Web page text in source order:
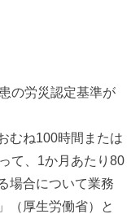
の労災認定基準が
むね100時間または
て、1か月あたり80
場合について業務
（厚生労働省）と